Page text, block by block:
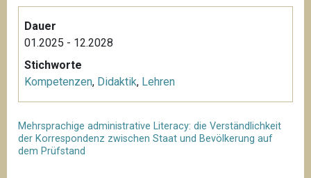
Dauer
01.2025 - 12.2028
Stichworte
Kompetenzen, Didaktik, Lehren
Mehrsprachige administrative Literacy: die Verständlichkeit
der Korrespondenz zwischen Staat und Bevölkerung auf
dem Prüfstand